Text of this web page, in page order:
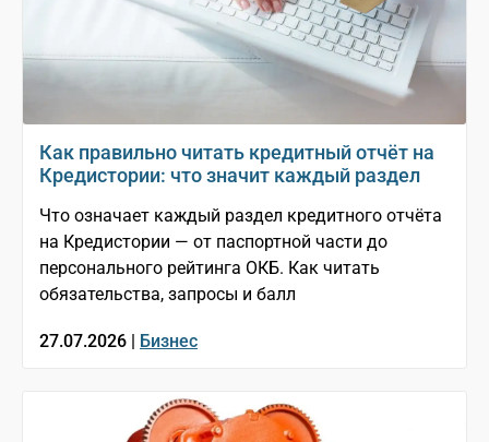
Как правильно читать кредитный отчёт на
Кредистории: что значит каждый раздел
Что означает каждый раздел кредитного отчёта
на Кредистории — от паспортной части до
персонального рейтинга ОКБ. Как читать
обязательства, запросы и балл
27.07.2026 | Бизнес